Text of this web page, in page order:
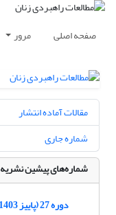
صفحه اصلی مرور
مقالات آماده انتشار
شماره جاری
شماره‌های پیشین نشریه
دوره 27 (پاییز 1403- 1404)